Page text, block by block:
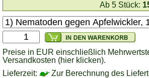
Ab 5 Stück:
Preise in EUR einschließlich
Versandkosten (hier klicken).
Lieferzeit:
Zur Berechnung des